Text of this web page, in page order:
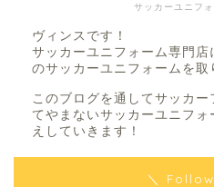
サッカーユニフ
ヴィンスです！
サッカーユニフォーム専門
のサッカーユニフォームを取
このブログを通してサッカ
てやまないサッカーユニフ
えしていきます！
＼